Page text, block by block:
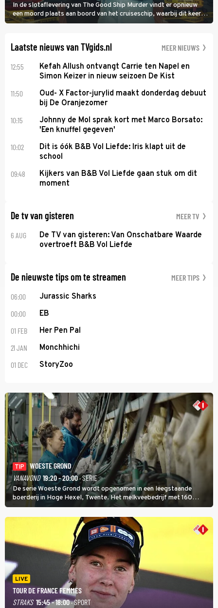
In de slotaflevering van The Good Ship Murder vindt er opnieuw
een moord plaats aan boord van het cruiseschip, waarbij dit keer
een bemanningslid het slachtoffer is en kapitein Marlowe de dader
Laatste nieuws van TVgids.nl MEER NIEUWS
12:55
Kefah Allush ontvangt Carrie ten Napel en
Simon Keizer in nieuw seizoen De Kist
11:50
Oud- X Factor-jurylid maakt donderdag debuut
bij De Oranjezomer
10:15
Johnny de Mol sprak kort met Marco Borsato:
'Een knuffel gegeven'
10:02
Dit is óók B&B Vol Liefde: Iris klapt uit de
school
09:48
Kijkers van B&B Vol Liefde gaan stuk om dit
moment
De tv van gisteren MEER TV
6 AUG
De TV van gisteren: Van Onschatbare Waarde
overtroeft B&B Vol Liefde
De nieuwste tips om te streamen MEER TIPS
06:00 Jurassic Sharks
00:00 EB
01 FEB Her Pen Pal
21 JAN Monchhichi
01 DEC StoryZoo
TIP
WOESTE GROND
VANAVOND 19:20 - 20:00· SERIE
De serie Woeste Grond wordt opgenomen in een leegstaande
boerderij in Hoge Hexel, Twente. Het melkveebedrijf met 160
koeien moest sluiten, omdat het dicht bij een Natura 2000-gebied
ligt. In de serie heerst er een gevaarlijke veeziekte.
LIVE
TOUR DE FRANCE FEMMES
STRAKS 15:45 - 18:00· SPORT